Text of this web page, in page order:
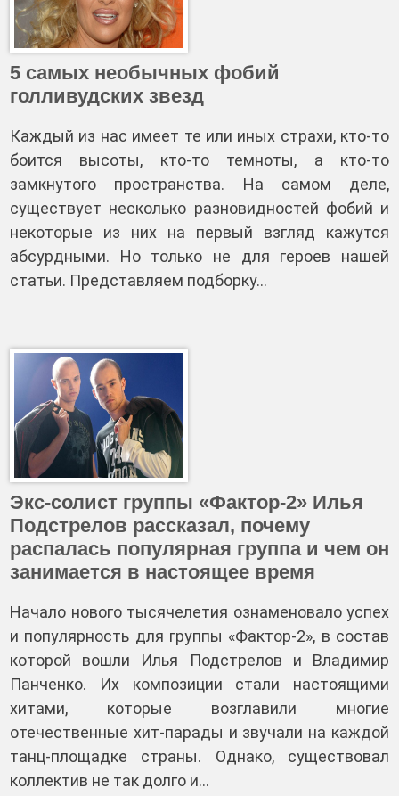
5 самых необычных фобий
голливудских звезд
Каждый из нас имеет те или иных страхи, кто-то
боится высоты, кто-то темноты, а кто-то
замкнутого пространства. На самом деле,
существует несколько разновидностей фобий и
некоторые из них на первый взгляд кажутся
абсурдными. Но только не для героев нашей
статьи. Представляем подборку…
Экс-солист группы «Фактор-2» Илья
Подстрелов рассказал, почему
распалась популярная группа и чем он
занимается в настоящее время
Начало нового тысячелетия ознаменовало успех
и популярность для группы «Фактор-2», в состав
которой вошли Илья Подстрелов и Владимир
Панченко. Их композиции стали настоящими
хитами, которые возглавили многие
отечественные хит-парады и звучали на каждой
танц-площадке страны. Однако, существовал
коллектив не так долго и…